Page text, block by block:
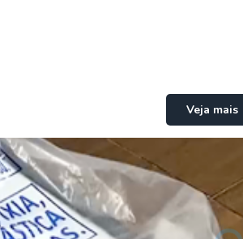
Portas
Veja mais